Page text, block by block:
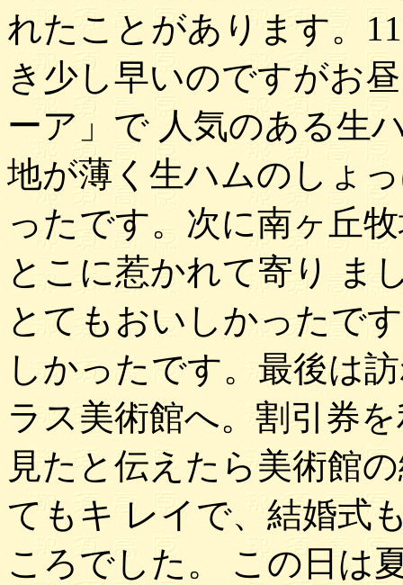
れたことがあります。
き少し早いのですがお
ーア」で 人気のある生
地が薄く生ハムのしょ
ったです。次に南ヶ丘
とこに惹かれて寄り ま
とてもおいしかったで
しかったです。最後は
ラス美術館へ。割引券
見たと伝えたら美術館
てもキ レイで、結婚式
ころでした。 この日は